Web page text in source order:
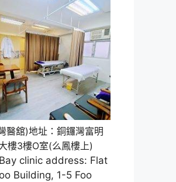
醫舘)地址：銅鑼灣富明
樓3樓O室(么鳳樓上)
clinic address: Flat
Building, 1-5 Foo